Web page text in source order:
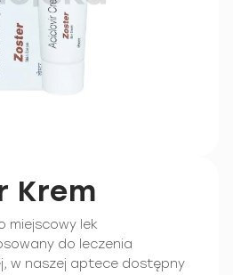
Krem
miejscowy lek
do leczenia
w naszej aptece dostępny